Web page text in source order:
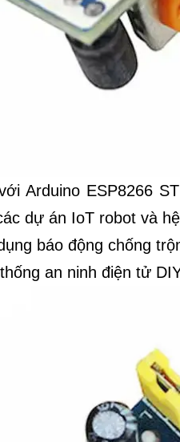
Arduino ESP8266
dự án IoT robot và
báo động chống
an ninh điện tử